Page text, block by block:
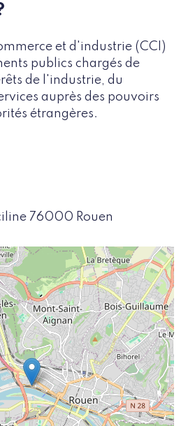
et d'industrie (CCI)
publics chargés de
de l'industrie, du
auprès des pouvoirs
étrangères.
76000 Rouen